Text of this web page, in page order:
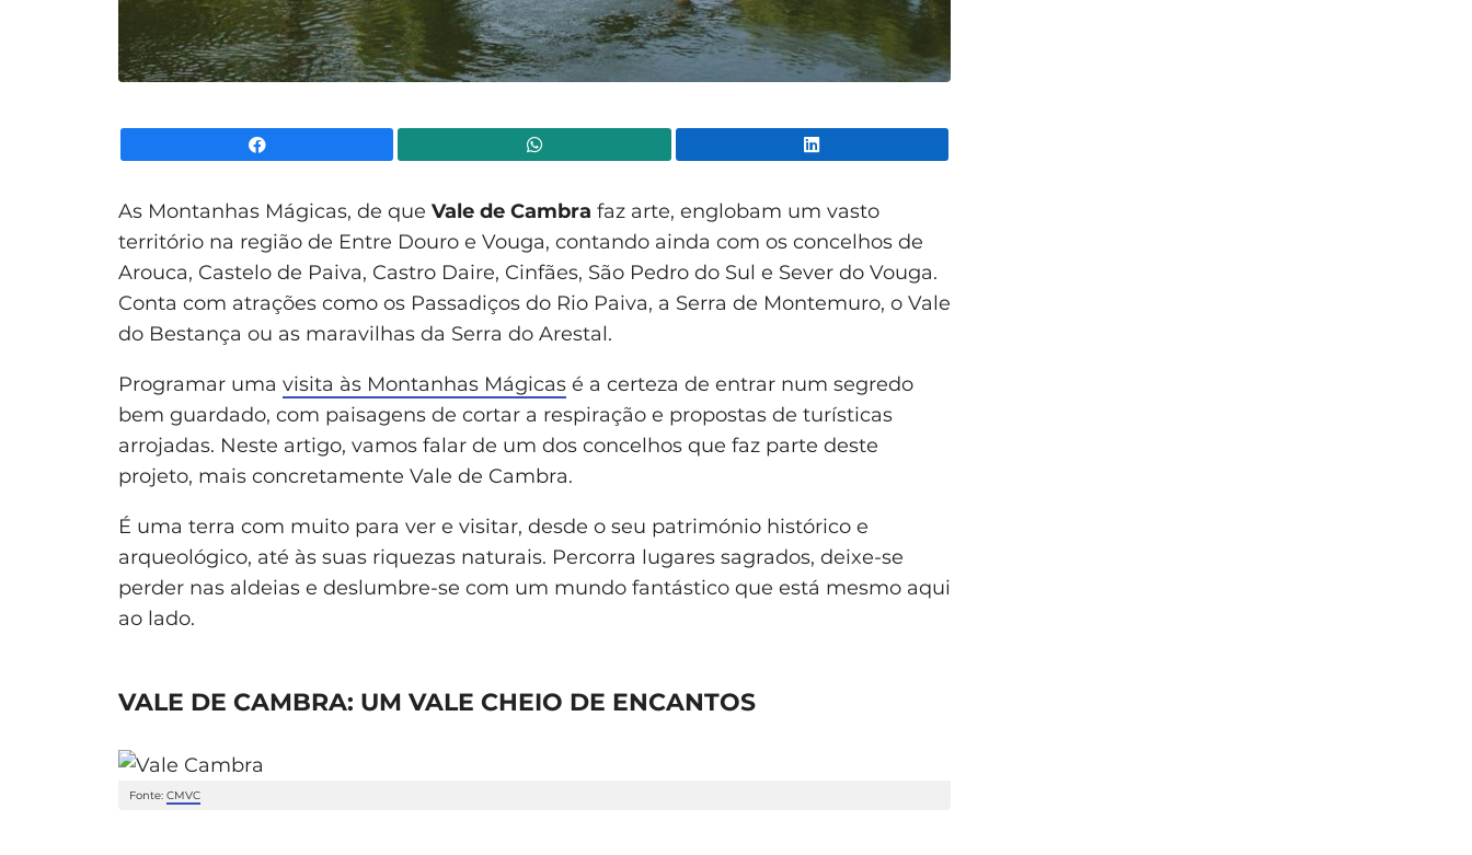
As Montanhas Mágicas, de que Vale de Cambra faz arte, englobam um vasto
território na região de Entre Douro e Vouga, contando ainda com os concelhos de
Arouca, Castelo de Paiva, Castro Daire, Cinfães, São Pedro do Sul e Sever do Vouga.
Conta com atrações como os Passadiços do Rio Paiva, a Serra de Montemuro, o Vale
do Bestança ou as maravilhas da Serra do Arestal.
Programar uma visita às Montanhas Mágicas é a certeza de entrar num segredo
bem guardado, com paisagens de cortar a respiração e propostas de turísticas
arrojadas. Neste artigo, vamos falar de um dos concelhos que faz parte deste
projeto, mais concretamente Vale de Cambra.
É uma terra com muito para ver e visitar, desde o seu património histórico e
arqueológico, até às suas riquezas naturais. Percorra lugares sagrados, deixe-se
perder nas aldeias e deslumbre-se com um mundo fantástico que está mesmo aqui
ao lado.
VALE DE CAMBRA: UM VALE CHEIO DE ENCANTOS
Fonte: CMVC